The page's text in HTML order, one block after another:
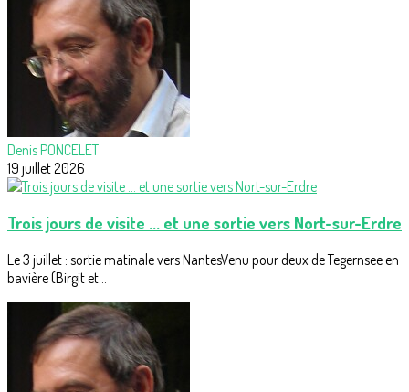
Denis PONCELET
19 juillet 2026
Trois jours de visite ... et une sortie vers Nort-sur-Erdre
Le 3 juillet : sortie matinale vers NantesVenu pour deux de Tegernsee en
bavière (Birgit et...